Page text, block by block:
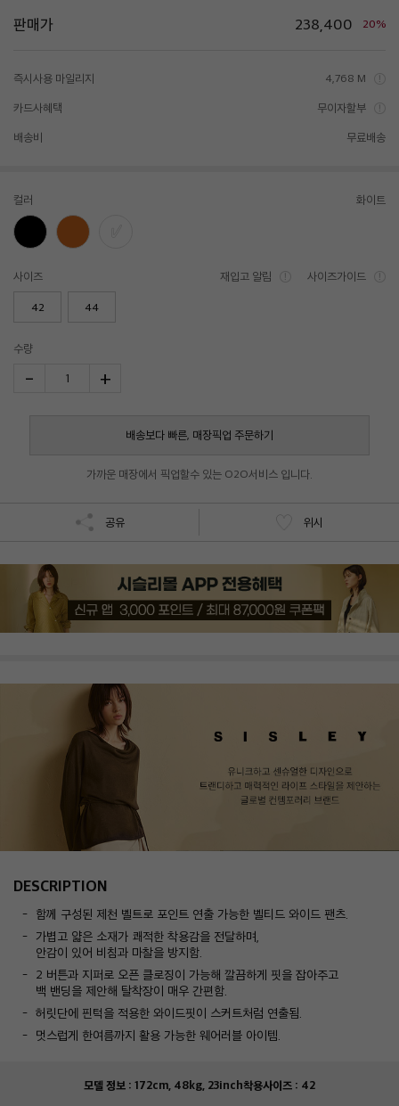
판매가 238,400 20%
즉시사용 마일리지 4,768 M
카드사혜택 무이자할부
배송비 무료배송
컬러 화이트
사이즈 재입고 알림 사이즈가이드
42 44
수량
- 1 +
배송보다 빠른, 매장픽업 주문하기
가까운 매장에서 픽업할수 있는 O2O서비스 입니다.
공유 위시
DESCRIPTION
함께 구성된 제천 벨트로 포인트 연출 가능한 벨티드 와이드 팬츠.
가볍고 얇은 소재가 쾌적한 착용감을 전달하며,
안감이 있어 비침과 마찰을 방지함.
2 버튼과 지퍼로 오픈 클로징이 가능해 깔끔하게 핏을 잡아주고
백 밴딩을 제안해 탈착장이 매우 간편함.
허릿단에 핀턱을 적용한 와이드핏이 스커트처럼 연출됨.
멋스럽게 한여름까지 활용 가능한 웨어러블 아이템.
모델 정보 : 172cm, 48kg, 23inch착용사이즈 : 42